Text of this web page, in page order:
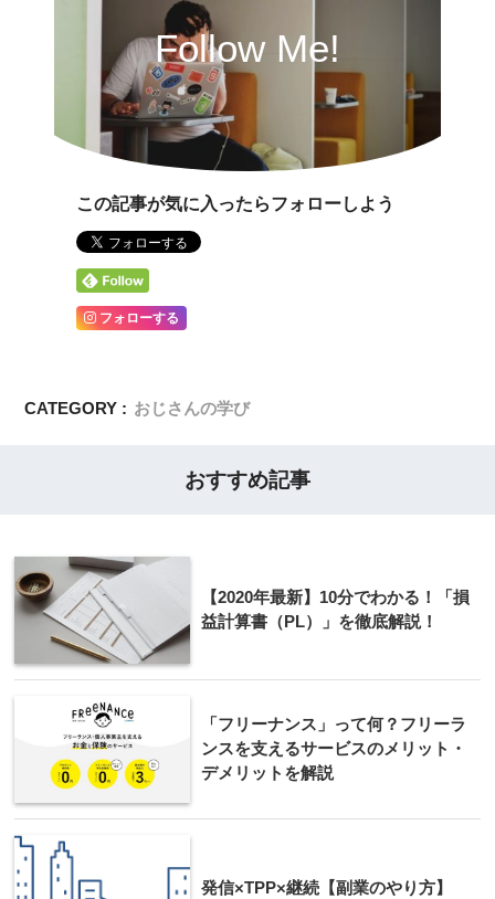
Follow Me!
この記事が気に入ったらフォローしよう
フォローする
CATEGORY : おじさんの学び
おすすめ記事
【2020年最新】10分でわかる！「損
益計算書（PL）」を徹底解説！
「フリーナンス」って何？フリーラ
ンスを支えるサービスのメリット・
デメリットを解説
発信×TPP×継続【副業のやり方】